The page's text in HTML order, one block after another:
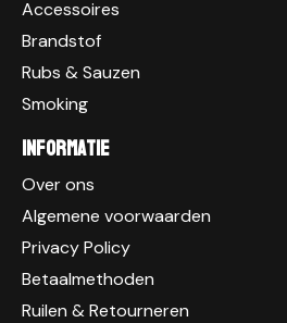
Accessoires
Brandstof
Rubs & Sauzen
Smoking
Informatie
Over ons
Algemene voorwaarden
Privacy Policy
Betaalmethoden
Ruilen & Retourneren